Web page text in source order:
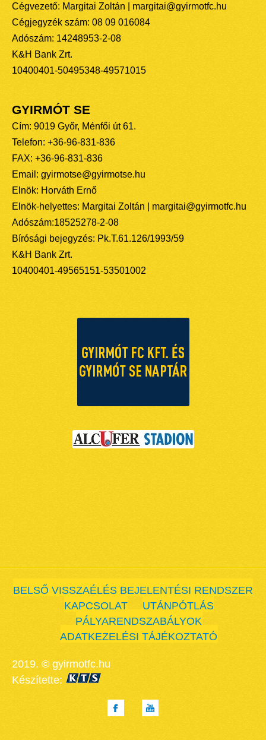
Cégvezető: Margitai Zoltán | margitai@gyirmotfc.hu
Cégjegyzék szám: 08 09 016084
Adószám: 14248953-2-08
K&H Bank Zrt.
10400401-50495348-49571015
GYIRMÓT SE
Cím: 9019 Győr, Ménfői út 61.
Telefon: +36-96-831-836
FAX: +36-96-831-836
Email: gyirmotse@gyirmotse.hu
Elnök: Horváth Ernő
Elnök-helyettes: Margitai Zoltán | margitai@gyirmotfc.hu
Adószám:18525278-2-08
Bírósági bejegyzés: Pk.T.61.126/1993/59
K&H Bank Zrt.
10400401-49565151-53501002
BELSŐ VISSZAÉLÉS BEJELENTÉSI RENDSZER
KAPCSOLAT
UTÁNPÓTLÁS
PÁLYARENDSZABÁLYOK
ADATKEZELÉSI TÁJÉKOZTATÓ
2019. © gyirmotfc.hu
Készítette: